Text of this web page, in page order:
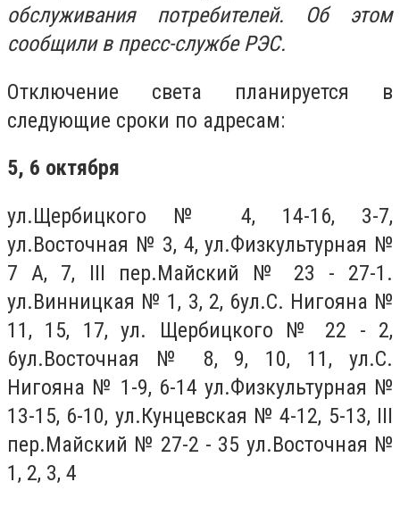
обслуживания потребителей. Об этом
сообщили в пресс-службе РЭС.
Отключение света планируется в
следующие сроки по адресам:
5, 6 октября
ул.Щербицкого № 4, 14-16, 3-7,
ул.Восточная № 3, 4, ул.Физкультурная №
7 А, 7, III пер.Майский № 23 - 27-1.
ул.Винницкая № 1, 3, 2, 6ул.С. Нигояна №
11, 15, 17, ул. Щербицкого № 22 - 2,
6ул.Восточная № 8, 9, 10, 11, ул.С.
Нигояна № 1-9, 6-14 ул.Физкультурная №
13-15, 6-10, ул.Кунцевская № 4-12, 5-13, III
пер.Майский № 27-2 - 35 ул.Восточная №
1, 2, 3, 4